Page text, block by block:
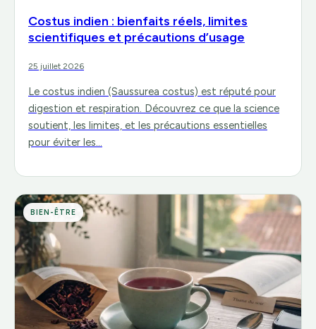
Costus indien : bienfaits réels, limites
scientifiques et précautions d’usage
25 juillet 2026
Le costus indien (Saussurea costus) est réputé pour
digestion et respiration. Découvrez ce que la science
soutient, les limites, et les précautions essentielles
pour éviter les…
BIEN-ÊTRE